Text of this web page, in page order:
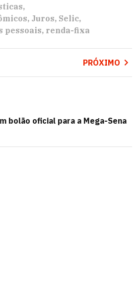
Juros Selic
pessoais renda-fixa
PRÓXIMO
bolão oficial para a Mega-Sena